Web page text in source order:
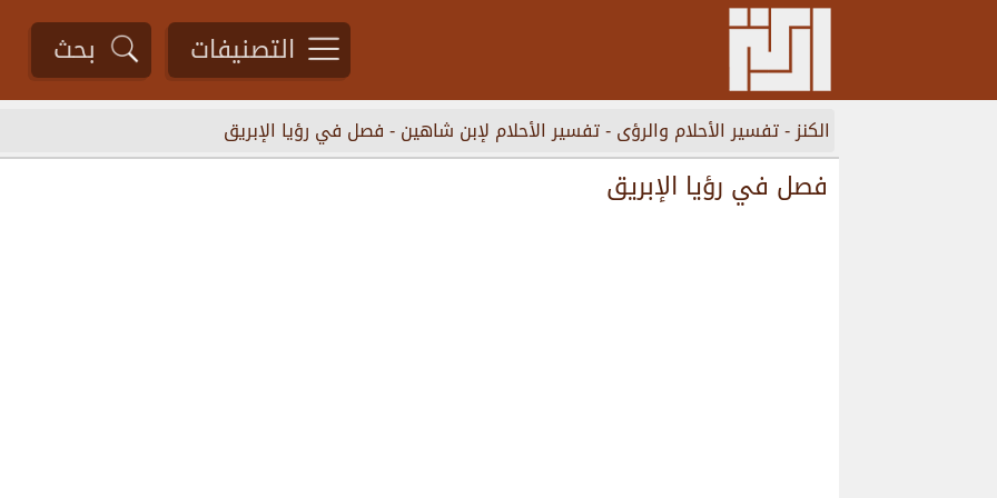
التصنيفات بحث
الكنز-تفسير الأحلام والرؤى-تفسير الأحلام لإبن شاهين-فصل في رؤيا الإبريق
فصل في رؤيا الإبريق